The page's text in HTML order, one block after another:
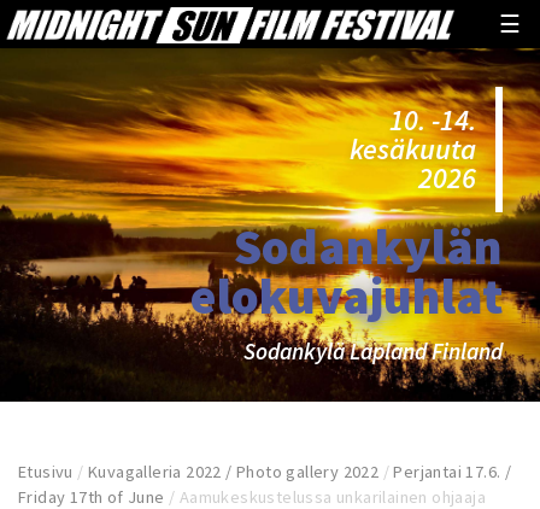
☰
10. -14.
kesäkuuta
2026
Sodankylän
elokuvajuhlat
Sodankylä Lapland Finland
Etusivu /Kuvagalleria 2022 / Photo gallery 2022 /Perjantai 17.6. /
Friday 17th of June / Aamukeskustelussa unkarilainen ohjaaja